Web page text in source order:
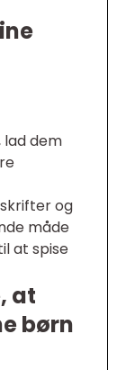
lad dem
og
måde
at spise
at
børn